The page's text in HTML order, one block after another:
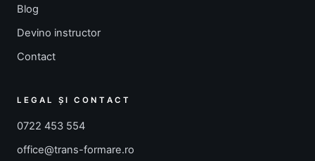
Blog
Devino instructor
Contact
LEGAL ȘI CONTACT
0722 453 554
office@trans-formare.ro